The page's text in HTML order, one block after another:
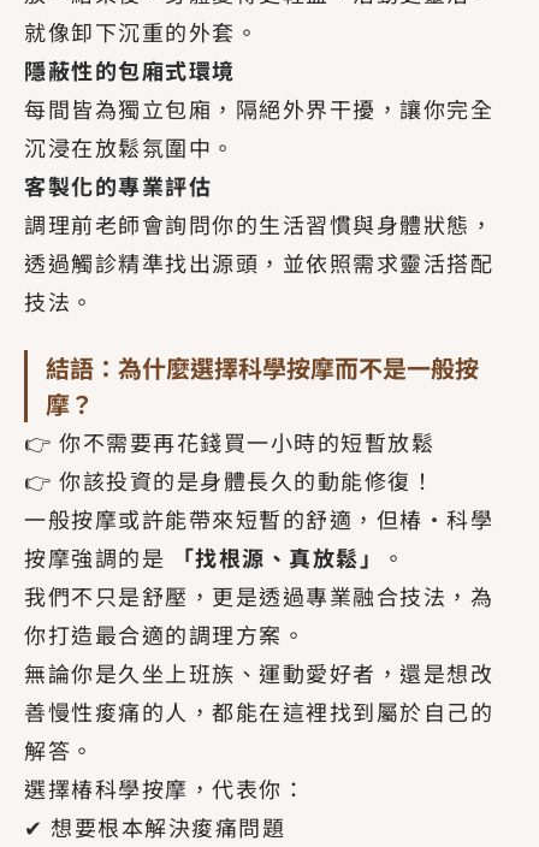
就像卸下沉重的外套。
隱蔽性的包廂式環境
每間皆為獨立包廂，隔絕外界干擾，讓你完全
沉浸在放鬆氛圍中。
客製化的專業評估
調理前老師會詢問你的生活習慣與身體狀態，
透過觸診精準找出源頭，並依照需求靈活搭配
技法。
結語：為什麼選擇科學按摩而不是一般按
摩？
👉 你不需要再花錢買一小時的短暫放鬆
👉 你該投資的是身體長久的動能修復！
一般按摩或許能帶來短暫的舒適，但椿·科學
按摩強調的是
「找根源、真放鬆」
。
我們不只是舒壓，更是透過專業融合技法，為
你打造最合適的調理方案。
無論你是久坐上班族、運動愛好者，還是想改
善慢性痠痛的人，都能在這裡找到屬於自己的
解答。
選擇椿科學按摩，代表你：
✔ 想要根本解決痠痛問題